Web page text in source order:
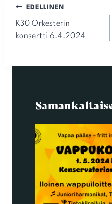
Artikkelien
selaus
EDELLINEN
K30 Orkesterin
konsertti 6.4.2024